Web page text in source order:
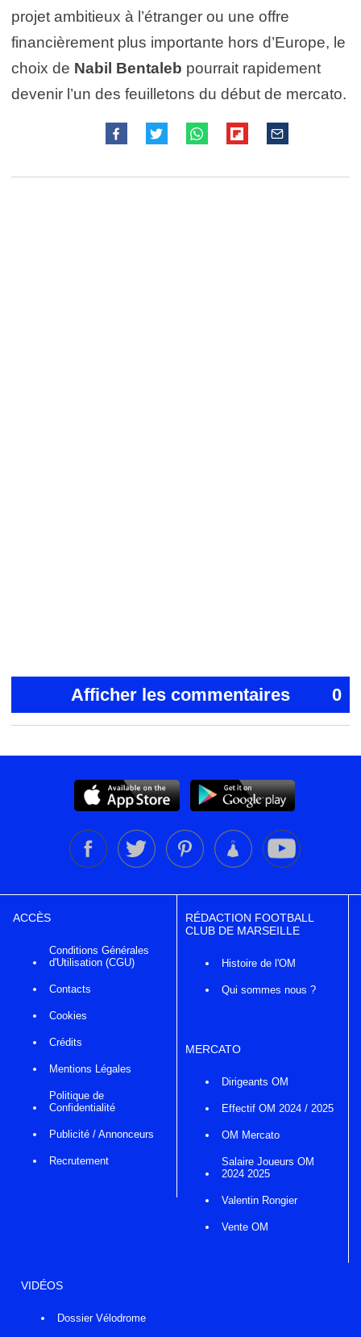
projet ambitieux à l’étranger ou une offre
financièrement plus importante hors d’Europe, le
choix de Nabil Bentaleb pourrait rapidement
devenir l’un des feuilletons du début de mercato.
Afficher les commentaires 0
ACCÈS
Conditions Générales
d'Utilisation (CGU)
Contacts
Cookies
Crédits
Mentions Légales
Politique de
Confidentialité
Publicité / Annonceurs
Recrutement
RÉDACTION FOOTBALL
CLUB DE MARSEILLE
Histoire de l'OM
Qui sommes nous ?
MERCATO
Dirigeants OM
Effectif OM 2024 / 2025
OM Mercato
Salaire Joueurs OM
2024 2025
Valentin Rongier
Vente OM
VIDÉOS
Dossier Vélodrome